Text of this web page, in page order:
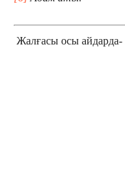
Жалғасы осы айдарда-